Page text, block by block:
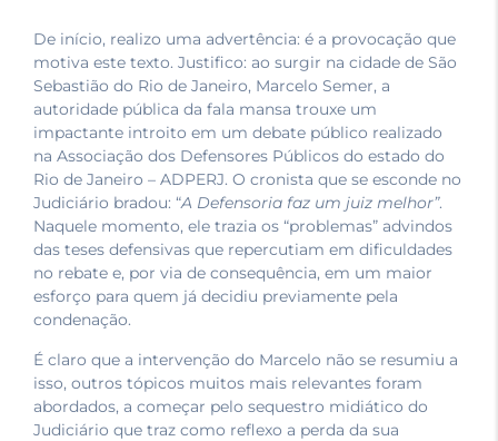
De início, realizo uma advertência: é a provocação que
motiva este texto. Justifico: ao surgir na cidade de São
Sebastião do Rio de Janeiro, Marcelo Semer, a
autoridade pública da fala mansa trouxe um
impactante introito em um debate público realizado
na Associação dos Defensores Públicos do estado do
Rio de Janeiro – ADPERJ. O cronista que se esconde no
Judiciário bradou: “A Defensoria faz um juiz melhor”.
Naquele momento, ele trazia os “problemas” advindos
das teses defensivas que repercutiam em dificuldades
no rebate e, por via de consequência, em um maior
esforço para quem já decidiu previamente pela
condenação.
É claro que a intervenção do Marcelo não se resumiu a
isso, outros tópicos muitos mais relevantes foram
abordados, a começar pelo sequestro midiático do
Judiciário que traz como reflexo a perda da sua